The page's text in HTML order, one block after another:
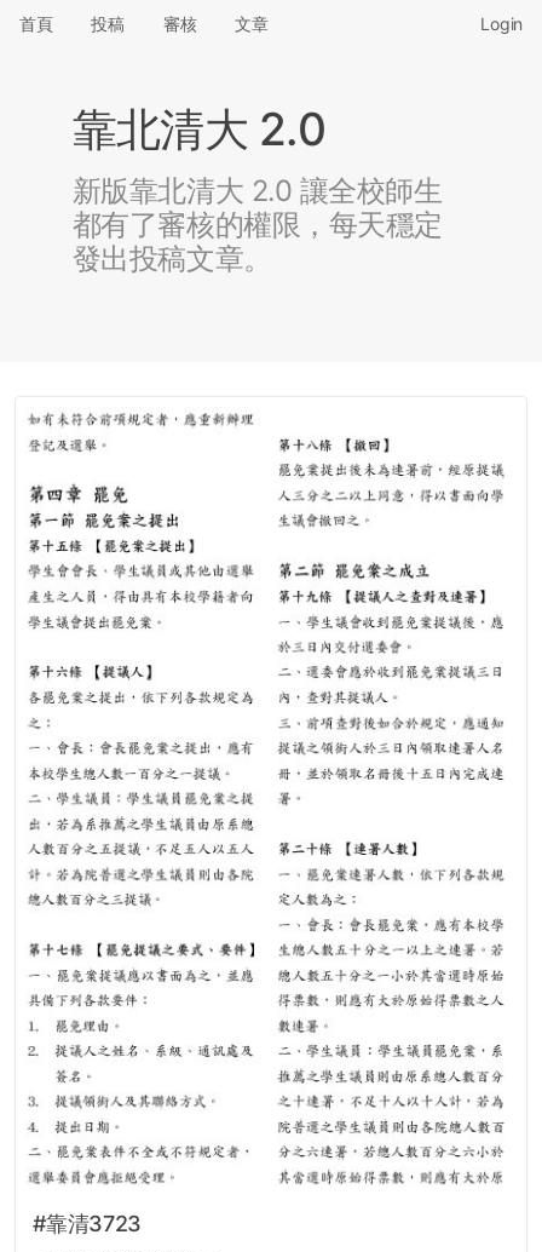
首頁 投稿 審核 文章 Login
靠北清大 2.0
新版靠北清大 2.0 讓全校師生
都有了審核的權限，每天穩定
發出投稿文章。
#靠清3723